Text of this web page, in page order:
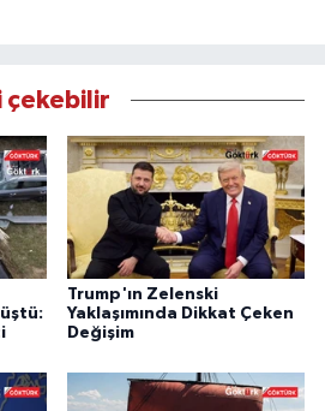
çekebilir
Trump'ın Zelenski
Yaklaşımında Dikkat Çeken
Değişim